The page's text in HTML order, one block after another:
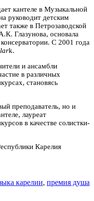
кантеле в Музыкальной
руководит детским
также в Петрозаводской
Глазунова, основала
С 2001 года
k.
и ансамбли
в различных
становясь
преподаватель, но и
лауреат
в качестве солистки-
Карелия
карелии, премия душа